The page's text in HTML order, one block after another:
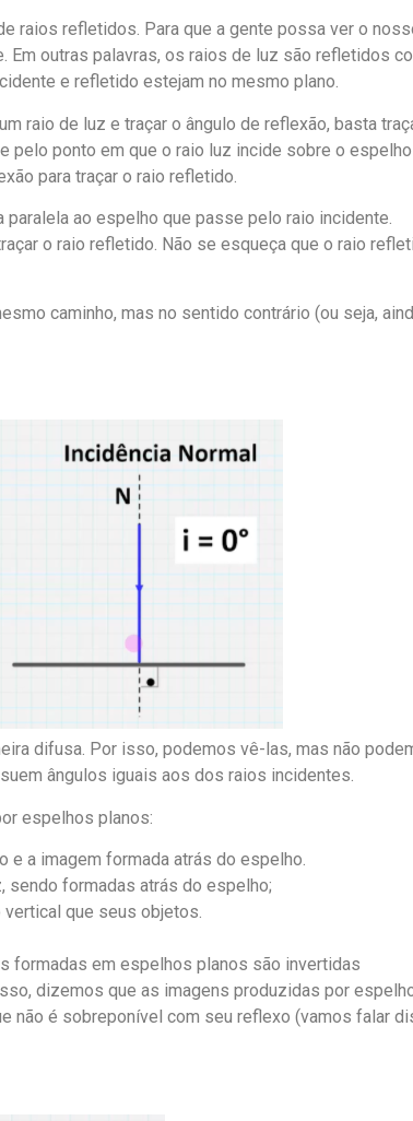
raios refletidos. Para que a gente possa ver o
outras palavras, os raios de luz são refletidos
e refletido estejam no mesmo plano.
raio de luz e traçar o ângulo de reflexão, basta
pelo ponto em que o raio luz incide sobre o espelho
para traçar o raio refletido.
paralela ao espelho que passe pelo raio incidente.
o raio refletido. Não se esqueça que o raio
caminho, mas no sentido contrário (ou seja,
difusa. Por isso, podemos vê-las, mas não
ângulos iguais aos dos raios incidentes.
espelhos planos:
e a imagem formada atrás do espelho.
sendo formadas atrás do espelho;
que seus objetos.
formadas em espelhos planos são invertidas
dizemos que as imagens produzidas por
não é sobreponível com seu reflexo (vamos falar